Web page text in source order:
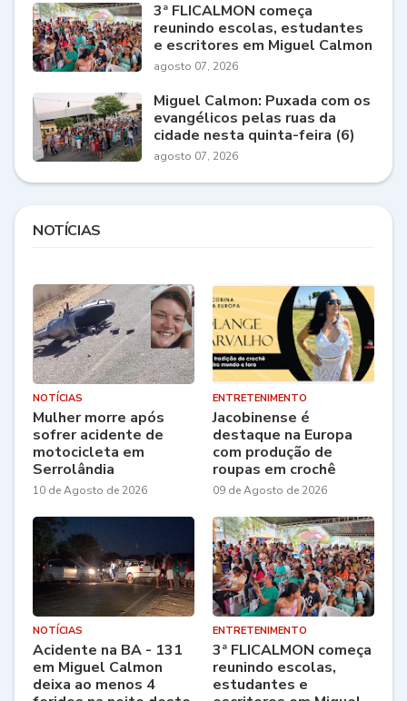
3ª FLICALMON começa
reunindo escolas, estudantes
e escritores em Miguel Calmon
agosto 07, 2026
Miguel Calmon: Puxada com os
evangélicos pelas ruas da
cidade nesta quinta-feira (6)
agosto 07, 2026
NOTÍCIAS
NOTÍCIAS
Mulher morre após
sofrer acidente de
motocicleta em
Serrolândia
10 de Agosto de 2026
ENTRETENIMENTO
Jacobinense é
destaque na Europa
com produção de
roupas em crochê
09 de Agosto de 2026
NOTÍCIAS
Acidente na BA - 131
em Miguel Calmon
deixa ao menos 4
ENTRETENIMENTO
3ª FLICALMON começa
reunindo escolas,
estudantes e